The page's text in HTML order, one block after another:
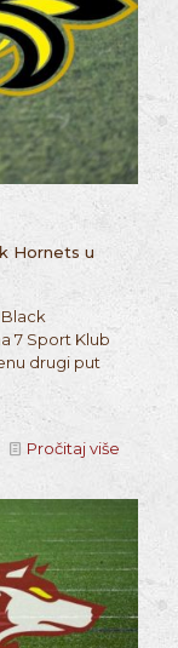
Hornets u
7 Sport Klub
drugi put
Pročitaj više